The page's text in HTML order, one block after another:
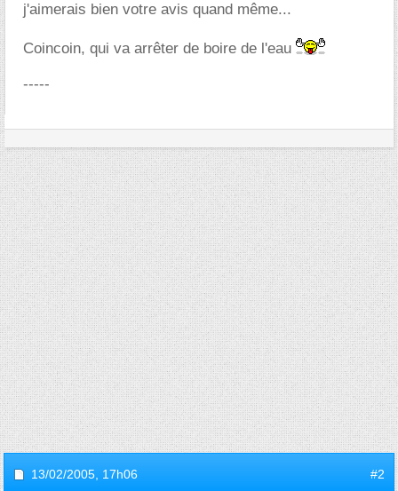
j'aimerais bien votre avis quand même...
Coincoin, qui va arrêter de boire de l'eau
-----
13/02/2005, 17h06 #2